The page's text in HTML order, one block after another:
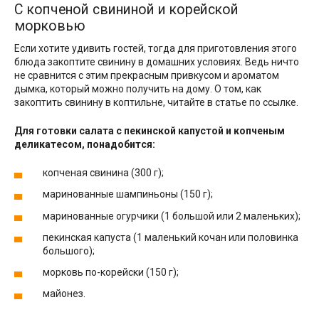
С копченой свининой и корейской
морковью
Если хотите удивить гостей, тогда для приготовления этого
блюда закоптите свинину в домашних условиях. Ведь ничто
не сравнится с этим прекрасным привкусом и ароматом
дымка, который можно получить на дому. О том, как
закоптить свинину в коптильне, читайте в статье по ссылке.
Для готовки салата с пекинской капустой и копченым
деликатесом, понадобится:
копченая свинина (300 г);
маринованные шампиньоны (150 г);
маринованные огурчики (1 большой или 2 маленьких);
пекинская капуста (1 маленький кочан или половинка
большого);
морковь по-корейски (150 г);
майонез.